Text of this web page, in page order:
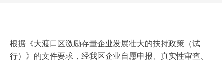
根据《大渡口区激励存量企业发展壮大的扶持政策（试
行）》的文件要求，经我区企业自愿申报、真实性审查、